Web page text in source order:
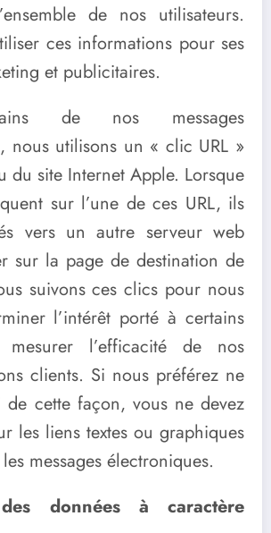
de nos utilisateurs.
ces informations pour ses
et publicitaires.
de nos messages
nous utilisons un « clic URL »
du site Internet Apple. Lorsque
sur l’une de ces URL, ils
vers un autre serveur web
sur la page de destination de
suivons ces clics pour nous
l’intérêt porté à certains
l’efficacité de nos
clients. Si nous préférez ne
de cette façon, vous ne devez
les liens textes ou graphiques
messages électroniques.
données à caractère